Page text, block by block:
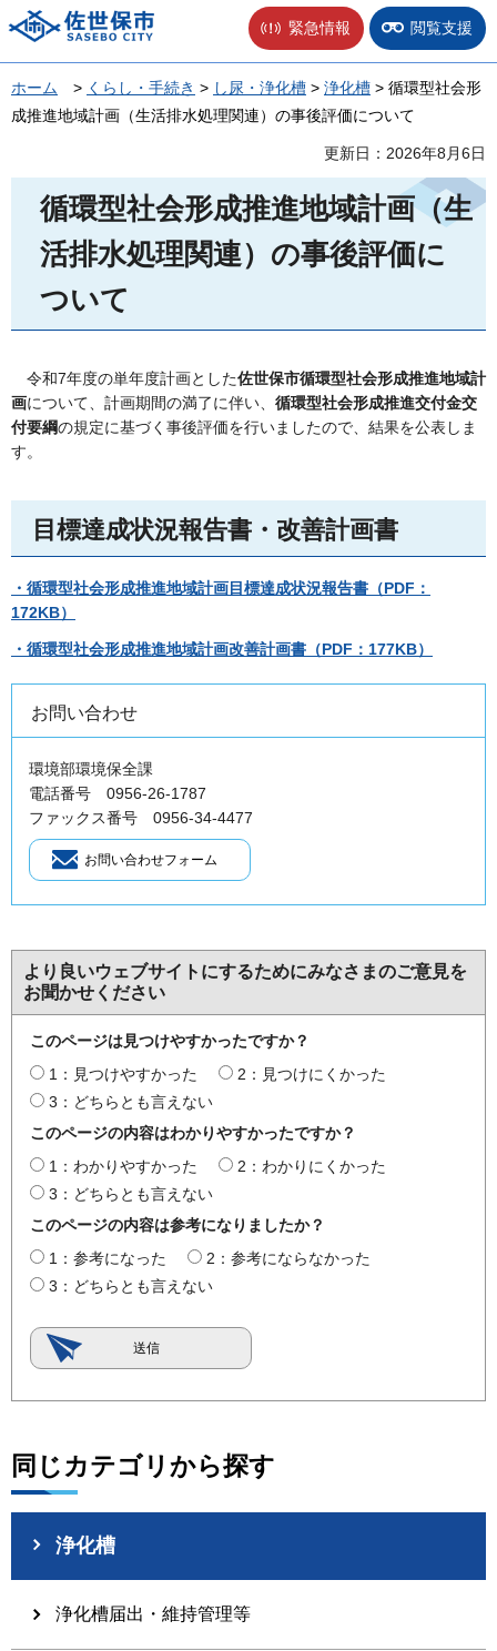
佐世保市 緊急情報 閲覧支援
ホーム > くらし・手続き > し尿・浄化槽 > 浄化槽 > 循環型社会形
成推進地域計画（生活排水処理関連）の事後評価について
更新日：2026年8月6日
循環型社会形成推進地域計画（生
活排水処理関連）の事後評価に
ついて
令和7年度の単年度計画とした佐世保市循環型社会形成推進地域計
画について、計画期間の満了に伴い、 循環型社会形成推進交付金交
付要綱の規定に基づく事後評価を行いましたので、結果を公表しま
す。
目標達成状況報告書・改善計画書
・循環型社会形成推進地域計画目標達成状況報告書（PDF：
172KB）
・循環型社会形成推進地域計画改善計画書（PDF：177KB）
お問い合わせ
環境部環境保全課
電話番号 0956-26-1787
ファックス番号 0956-34-4477
より良いウェブサイトにするためにみなさまのご意見を
お聞かせください
このページは見つけやすかったですか？
1：見つけやすかった
2：見つけにくかった
3：どちらとも言えない
このページの内容はわかりやすかったですか？
1：わかりやすかった
2：わかりにくかった
3：どちらとも言えない
このページの内容は参考になりましたか？
1：参考になった
2：参考にならなかった
3：どちらとも言えない
同じカテゴリから探す
浄化槽
浄化槽届出・維持管理等